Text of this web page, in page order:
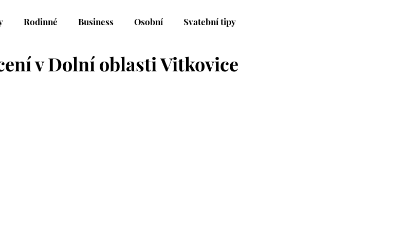
Rodinné Business Osobní Svatební tipy
v Dolní oblasti Vitkovice